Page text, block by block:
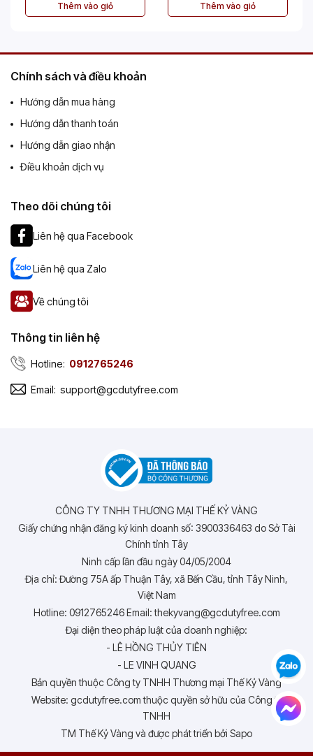
Thêm vào giỏ Thêm vào giỏ
Chính sách và điều khoản
Hướng dẫn mua hàng
Hướng dẫn thanh toán
Hướng dẫn giao nhận
Điều khoản dịch vụ
Theo dõi chúng tôi
Liên hệ qua Facebook
Liên hệ qua Zalo
Về chúng tôi
Thông tin liên hệ
Hotline: 0912765246
Email: support@gcdutyfree.com
CÔNG TY TNHH THƯƠNG MẠI THẾ KỶ VÀNG
Giấy chứng nhận đăng ký kinh doanh số: 3900336463 do Sở Tài
Chính tỉnh Tây
Ninh cấp lần đầu ngày 04/05/2004
Địa chỉ: Đường 75A ấp Thuận Tây, xã Bến Cầu, tỉnh Tây Ninh,
Việt Nam
Hotline: 0912765246 Email: thekyvang@gcdutyfree.com
Đại diện theo pháp luật của doanh nghiệp:
- LÊ HỒNG THỦY TIÊN
- LE VINH QUANG
Bản quyền thuộc Công ty TNHH Thương mại Thế Kỷ Vàng
Website: gcdutyfree.com thuộc quyền sở hữu của Công ty
TNHH
TM Thế Kỷ Vàng và được phát triển bởi Sapo